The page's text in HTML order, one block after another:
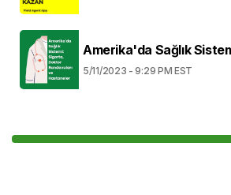
Amerika'da Sağlık
5/11/2023 - 9:29 PM EST